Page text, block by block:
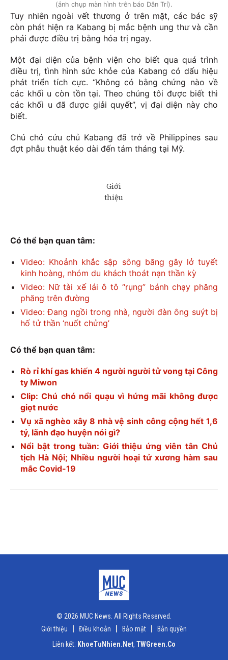
(ảnh chụp màn hình trên báo Dân Trí).
Tuy nhiên ngoài vết thương ở trên mặt, các bác sỹ
còn phát hiện ra Kabang bị mắc bệnh ung thư và cần
phải được điều trị bằng hóa trị ngay.
Một đại diện của bệnh viện cho biết qua quá trình
điều trị, tình hình sức khỏe của Kabang có dấu hiệu
phát triển tích cực. “Không có bằng chứng nào về
các khối u còn tồn tại. Theo chúng tôi được biết thì
các khối u đã được giải quyết”, vị đại diện này cho
biết.
Chú chó cứu chủ Kabang đã trở về Philippines sau
đợt phẫu thuật kéo dài đến tám tháng tại Mỹ.
Có thể bạn quan tâm:
Video: Khoảnh khắc sập sông băng gây lở tuyết
kinh hoàng, nhóm du khách thoát nạn thần kỳ
Video: Nữ tài xế lái ô tô “rụng” bánh chạy phăng
phăng trên đường
Video: Đang ngồi trong nhà, người đàn ông suýt bị
hố tử thần ‘nuốt chửng’
Có thể bạn quan tâm:
Rò rỉ khí gas khiến 4 người người tử vong tại Công
ty Miwon
Clip: Chú chó nổi quạu vì hứng mãi không được
giọt nước
Vụ xã nghèo xây 8 nhà vệ sinh công cộng hết 1,6
tỷ, lãnh đạo huyện nói gì?
Nổi bật trong tuần: Giới thiệu ứng viên tân Chủ
tịch Hà Nội; Nhiều người hoại tử xương hàm sau
mắc Covid-19
© 2026 MUC News. All Rights Reserved.
Giới thiệu
Điều khoản Bảo mật
Bản quyền
Liên kết: KhoeTuNhien.Net, TWGreen.Co